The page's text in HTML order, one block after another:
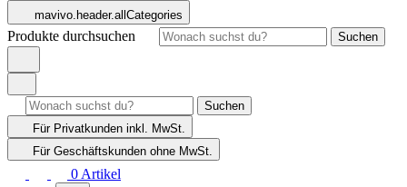
mavivo.header.allCategories
Produkte durchsuchen Suchen
Suchen
Für Privatkunden inkl. MwSt.
Für Geschäftskunden ohne MwSt.
0 Artikel